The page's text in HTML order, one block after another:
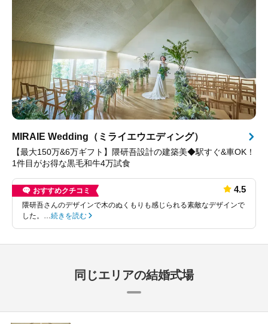
MIRAIE Wedding（ミライエウエディング）
【最大150万&6万ギフト】隈研吾設計の建築美◆駅すぐ&車OK！
1件目がお得な黒毛和牛4万試食
おすすめクチコミ 4.5
隈研吾さんのデザインで木のぬくもりも感じられる素敵なデザインで
した。… 続きを読む
同じエリアの結婚式場